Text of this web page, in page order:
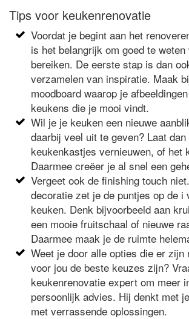
Tips voor keukenrenovatie
Voordat je begint aan het
is het belangrijk om goed te
bereiken. De eerste stap is dan
verzamelen van inspiratie. Maak
moodboard waarop je
keukens die je mooi vindt.
Wil je je keuken een nieuwe
daarbij veel uit te geven? Laat
keukenkastjes vernieuwen, of het
Daarmee creëer je al snel een
Vergeet ook de finishing touch
decoratie zet je de puntjes op de i
keuken. Denk bijvoorbeeld aan
een mooie fruitschaal of nieuwe
Daarmee maak je de ruimte
Weet je door alle opties die er zijn
voor jou de beste keuzes zijn?
keukenrenovatie expert om meer
persoonlijk advies. Hij denkt met
met verrassende oplossingen.